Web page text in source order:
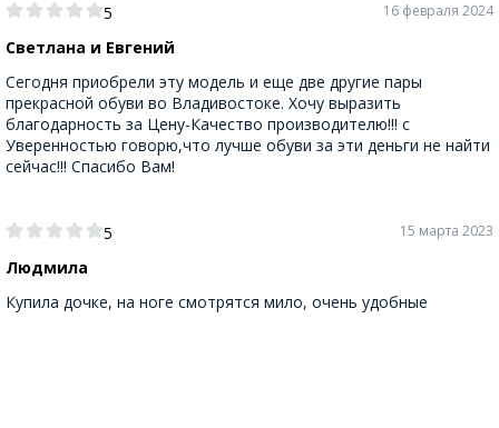
5
Светлана и Евгений
16 февраля 2024
Сегодня приобрели эту модель и еще две другие пары
прекрасной обуви во Владивостоке. Хочу выразить
благодарность за Цену-Качество производителю!!! с
Уверенностью говорю,что лучше обуви за эти деньги не найти
сейчас!!! Спасибо Вам!
5
Людмила
15 марта 2023
Купила дочке, на ноге смотрятся мило, очень удобные